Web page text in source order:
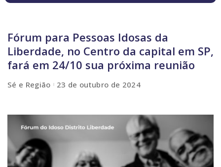
Fórum para Pessoas Idosas da
Liberdade, no Centro da capital em SP,
fará em 24/10 sua próxima reunião
Sé e Região 23 de outubro de 2024